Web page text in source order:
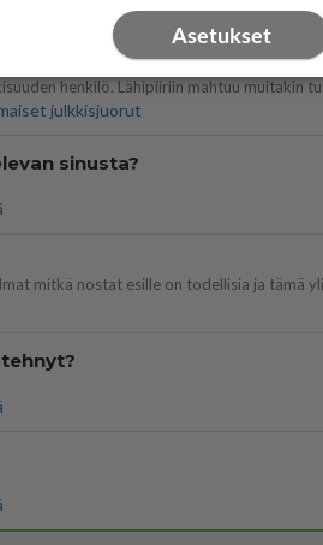
julkkisjuorut
isäpuoli on tämä suosittu
julkkisjuorut
sinusta?
Asetukset